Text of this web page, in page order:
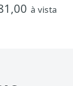
à vista